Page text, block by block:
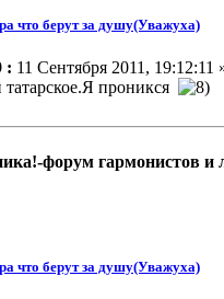
что берут за душу(Уважуха)
: 11 Сентября 2011, 19:12:11
татарское.Я проникся
форум гармонистов и
что берут за душу(Уважуха)